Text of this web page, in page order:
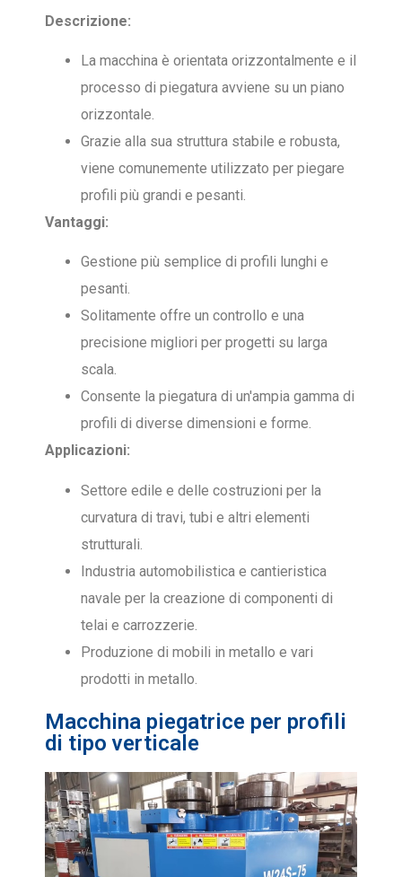
Descrizione:
La macchina è orientata orizzontalmente e il
processo di piegatura avviene su un piano
orizzontale.
Grazie alla sua struttura stabile e robusta,
viene comunemente utilizzato per piegare
profili più grandi e pesanti.
Vantaggi:
Gestione più semplice di profili lunghi e
pesanti.
Solitamente offre un controllo e una
precisione migliori per progetti su larga
scala.
Consente la piegatura di un'ampia gamma di
profili di diverse dimensioni e forme.
Applicazioni:
Settore edile e delle costruzioni per la
curvatura di travi, tubi e altri elementi
strutturali.
Industria automobilistica e cantieristica
navale per la creazione di componenti di
telai e carrozzerie.
Produzione di mobili in metallo e vari
prodotti in metallo.
Macchina piegatrice per profili
di tipo verticale